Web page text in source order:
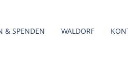
& SPENDEN WALDORF